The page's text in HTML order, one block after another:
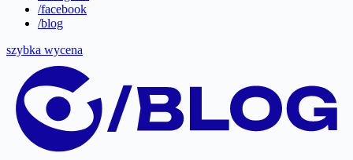
/facebook
/blog
szybka wycena